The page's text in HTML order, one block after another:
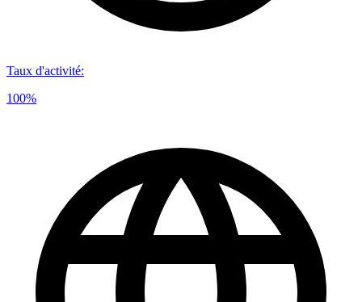
Taux d'activité:
100%